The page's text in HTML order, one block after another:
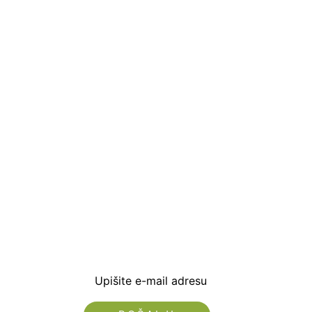
Upišite e-mail adresu